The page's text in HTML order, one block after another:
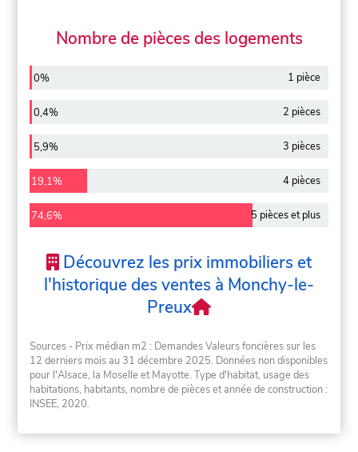
Nombre de pièces des logements
0% 1 pièce
0,4% 2 pièces
5,9% 3 pièces
19,1% 4 pièces
74,6% 5 pièces et plus
Découvrez les prix immobiliers et
l'historique des ventes à Monchy-le-
Preux
Sources - Prix médian m2 : Demandes Valeurs foncières sur les
12 derniers mois au 31 décembre 2025. Données non disponibles
pour l'Alsace, la Moselle et Mayotte. Type d'habitat, usage des
habitations, habitants, nombre de pièces et année de construction :
INSEE, 2020.